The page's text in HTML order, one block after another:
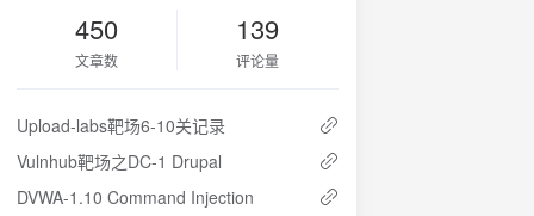
450
文章数
139
评论量
Upload-labs靶场6-10关记录
Vulnhub靶场之DC-1 Drupal
DVWA-1.10 Command Injection